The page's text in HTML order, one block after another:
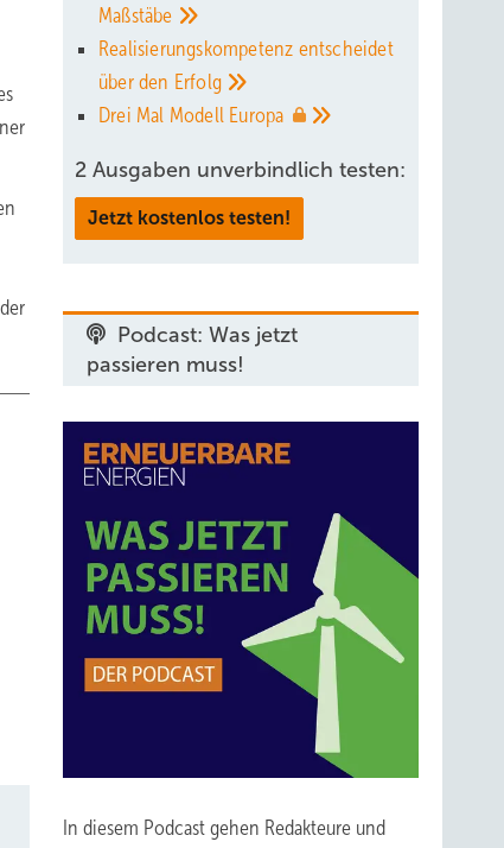
Maßstäbe
Realisierungskompetenz entscheidet
über den Erfolg
Drei Mal Modell Europa
2 Ausgaben unverbindlich testen:
Jetzt kostenlos testen!
Podcast: Was jetzt
passieren muss!
In diesem Podcast gehen Redakteure und